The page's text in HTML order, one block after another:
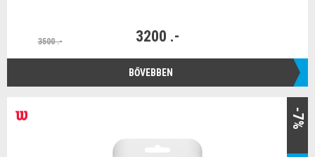
3500 .- 3200 .-
BŐVEBBEN
-7%